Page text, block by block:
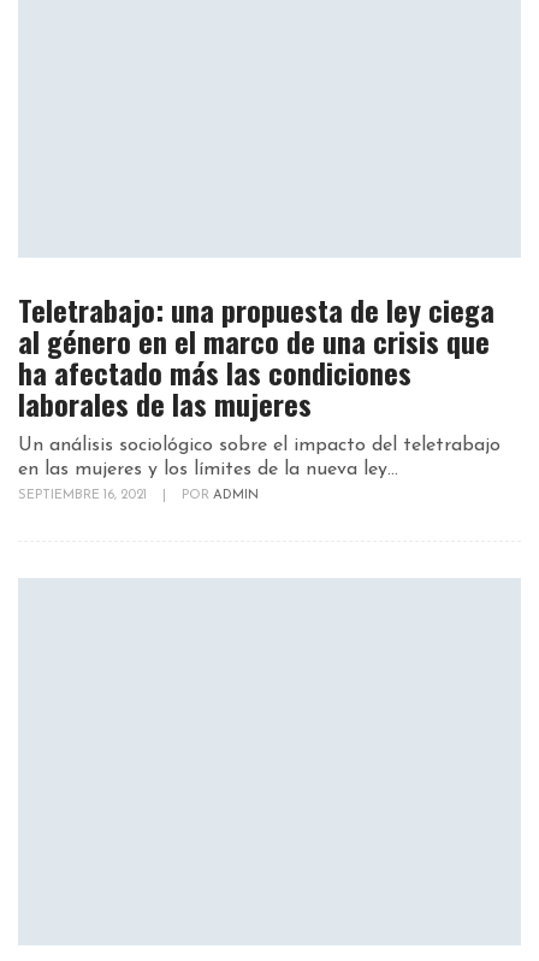
Teletrabajo: una propuesta de ley ciega
al género en el marco de una crisis que
ha afectado más las condiciones
laborales de las mujeres
Un análisis sociológico sobre el impacto del teletrabajo
en las mujeres y los límites de la nueva ley...
SEPTIEMBRE 16, 2021 POR ADMIN